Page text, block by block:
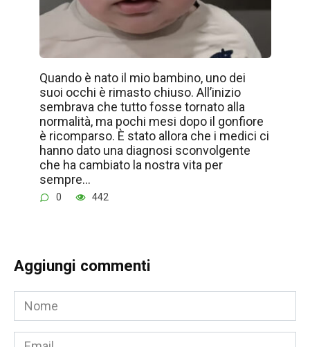
Quando è nato il mio bambino, uno dei
suoi occhi è rimasto chiuso. All’inizio
sembrava che tutto fosse tornato alla
normalità, ma pochi mesi dopo il gonfiore
è ricomparso. È stato allora che i medici ci
hanno dato una diagnosi sconvolgente
che ha cambiato la nostra vita per
sempre…
0 442
Aggiungi commenti
Nome
Email